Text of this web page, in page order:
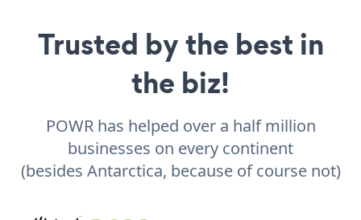
Trusted by the best in
the biz!
POWR has helped over a half million
businesses on every continent
(besides Antarctica, because of course not)